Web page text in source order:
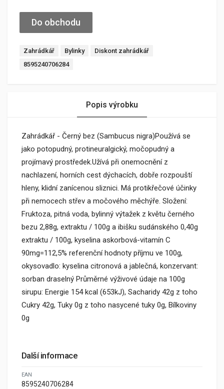
Do obchodu
Zahrádkář Bylinky
Diskont zahrádkář
8595240706284
Popis výrobku
Zahrádkář - Černý bez (Sambucus nigra)Používá se
jako potopudný, protineuralgický, močopudný a
projímavý prostředek.Užívá při onemocnění z
nachlazení, horních cest dýchacích, dobře rozpouští
hleny, klidní zanícenou sliznici. Má protikřečové účinky
při nemocech střev a močového měchýře. Složení:
Fruktoza, pitná voda, bylinný výtažek z květu černého
bezu 2,88g, extraktu / 100g a ibišku sudánského 0,40g
extraktu / 100g, kyselina askorbová-vitamín C
90mg=112,5% referenční hodnoty příjmu ve 100g,
okysovadlo: kyselina citronová a jablečná, konzervant:
sorban draselný Průměrné výživové údaje na 100g
sirupu: Energie 154 kcal (653kJ), Sacharidy 42g z toho
Cukry 42g, Tuky 0g z toho nasycené tuky 0g, Bílkoviny
0g
Další informace
EAN
8595240706284